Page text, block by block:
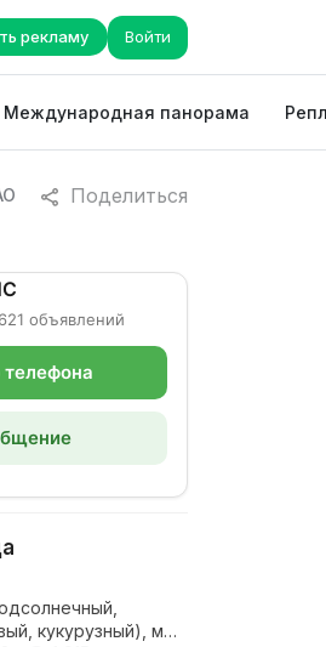
рекламу Войти
Международная панорама
Поделиться
объявлений
кукурузный), мел